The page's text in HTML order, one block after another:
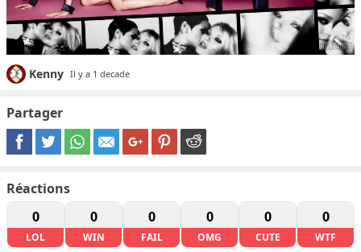
Kenny Il y a 1 decade
Partager
Réactions
0
LOL
0
WIN
0
FAIL
0
OMG
0
CUTE
0
WTF